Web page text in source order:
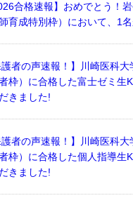
合格速報】おめでとう！
育成特別枠）において、1名
護者の声速報！】川崎医科
枠）に合格した富士ゼミ生
きました!
護者の声速報！】川崎医科
枠）に合格した個人指導生
きました!